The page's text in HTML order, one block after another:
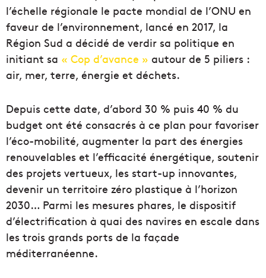
l’échelle régionale le pacte mondial de l’ONU en
faveur de l’environnement, lancé en 2017, la
Région Sud a décidé de verdir sa politique en
initiant sa « Cop d’avance » autour de 5 piliers :
air, mer, terre, énergie et déchets.
Depuis cette date, d’abord 30 % puis 40 % du
budget ont été consacrés à ce plan pour favoriser
l’éco-mobilité, augmenter la part des énergies
renouvelables et l’efficacité énergétique, soutenir
des projets vertueux, les start-up innovantes,
devenir un territoire zéro plastique à l’horizon
2030… Parmi les mesures phares, le dispositif
d’électrification à quai des navires en escale dans
les trois grands ports de la façade
méditerranéenne.